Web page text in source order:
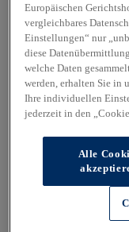
Europäischen
vergleichbares
Einstellungen“ nur
diese
welche Daten
werden, erhalten Sie in
Ihre individuellen
jederzeit in den
Alle